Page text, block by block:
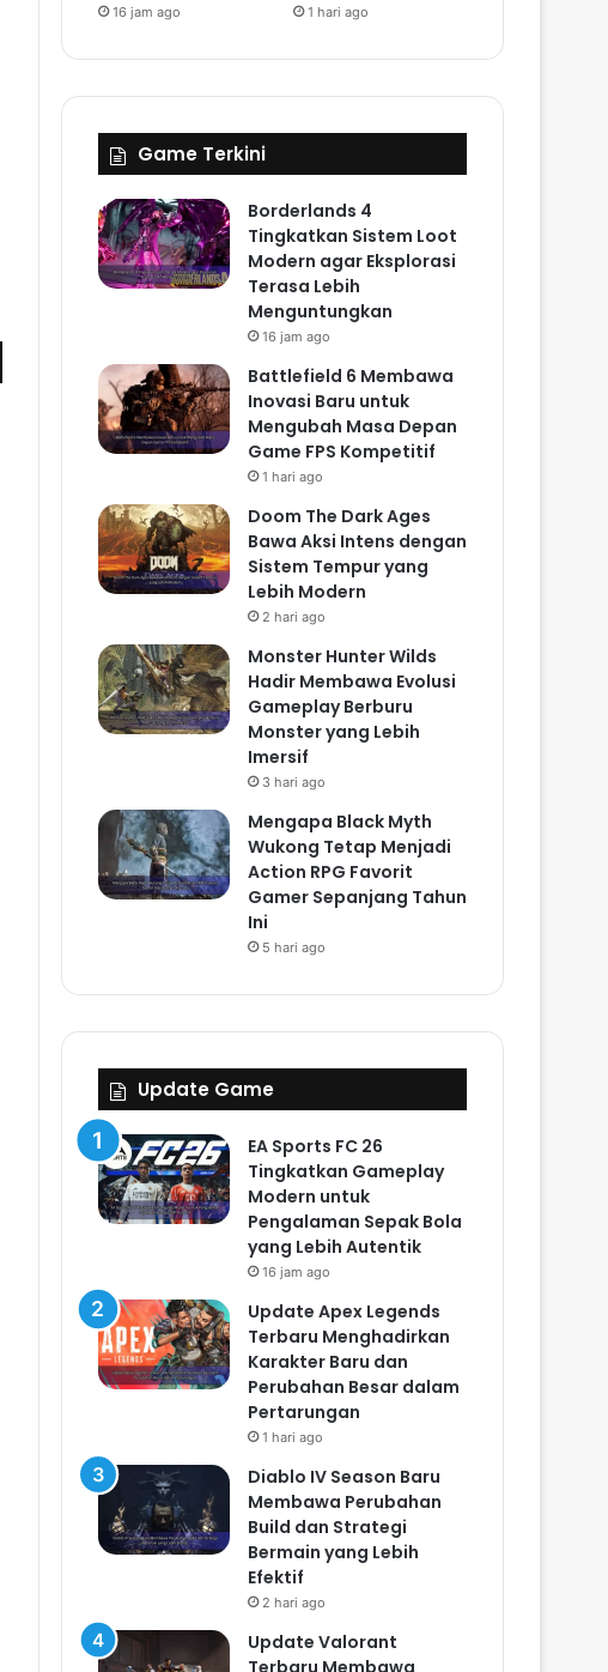
16 jam ago 1 hari ago
Game Terkini
Borderlands 4
Tingkatkan Sistem Loot
Modern agar Eksplorasi
Terasa Lebih
Menguntungkan
16 jam ago
Battlefield 6 Membawa
Inovasi Baru untuk
Mengubah Masa Depan
Game FPS Kompetitif
1 hari ago
Doom The Dark Ages
Bawa Aksi Intens dengan
Sistem Tempur yang
Lebih Modern
2 hari ago
Monster Hunter Wilds
Hadir Membawa Evolusi
Gameplay Berburu
Monster yang Lebih
Imersif
3 hari ago
Mengapa Black Myth
Wukong Tetap Menjadi
Action RPG Favorit
Gamer Sepanjang Tahun
Ini
5 hari ago
Update Game
EA Sports FC 26
Tingkatkan Gameplay
Modern untuk
Pengalaman Sepak Bola
yang Lebih Autentik
16 jam ago
Update Apex Legends
Terbaru Menghadirkan
Karakter Baru dan
Perubahan Besar dalam
Pertarungan
1 hari ago
Diablo IV Season Baru
Membawa Perubahan
Build dan Strategi
Bermain yang Lebih
Efektif
2 hari ago
Update Valorant
Terbaru Membawa